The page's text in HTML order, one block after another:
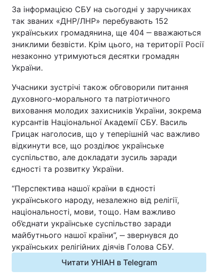
За інформацією СБУ на сьогодні у заручниках
так званих «ДНР/ЛНР» перебувають 152
українських громадянина, ще 404 ‒ вважаються
зниклими безвісти. Крім цього, на території Росії
незаконно утримуються десятки громадян
України.
Учасники зустрічі також обговорили питання
духовного-морального та патріотичного
виховання молодих захисників України, зокрема
курсантів Національної Академії СБУ. Василь
Грицак наголосив, що у теперішній час важливо
відкинути все, що розділює українське
суспільство, але докладати зусиль заради
єдності та розвитку України.
“Перспектива нашої країни в єдності
українського народу, незалежно від релігії,
національності, мови, тощо. Нам важливо
об’єднати українське суспільство заради
майбутнього нашої країни”, ‒ звернувся до
українських релігійних діячів Голова СБУ.
Читати УНІАН в Telegram